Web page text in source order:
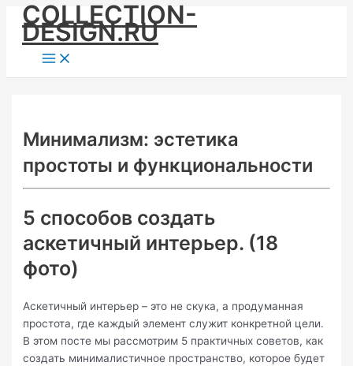
Skip
content
COLLECTION-
DESIGN.RU
Main
Menu
Минимализм: эстетика
простоты и функциональности
5 способов создать
аскетичный интерьер. (18
фото)
Аскетичный интерьер – это не скука, а продуманная
простота, где каждый элемент служит конкретной цели.
В этом посте мы рассмотрим 5 практичных советов, как
создать минималистичное пространство, которое будет